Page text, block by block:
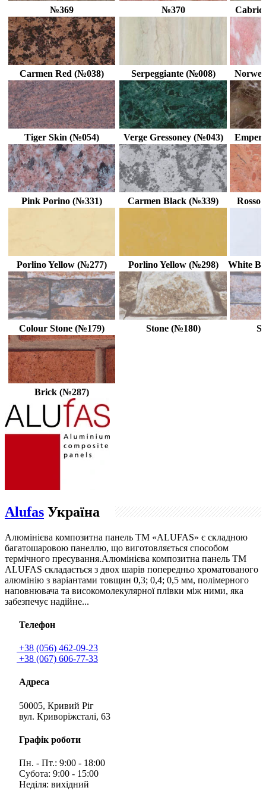
№369 №370
Carmen Red (№038) Serpeggiante (№008)
Tiger Skin (№054) Verge Gressoney (№043)
Pink Porino (№331) Carmen Black (№339) Rosso
Porlino Yellow (№277) Porlino Yellow (№298) White
Colour Stone (№179) Stone (№180)
Brick (№287)
Alufas Україна
Алюмінієва композитна панель ТМ «ALUFAS» є складною
багатошаровою панеллю, що виготовляється способом
термічного пресування.Алюмінієва композитна панель ТМ
ALUFAS складається з двох шарів попередньо хроматованого
алюмінію з варіантами товщин 0,3; 0,4; 0,5 мм, полімерного
наповнювача та високомолекулярної плівки між ними, яка
забезпечує надійне...
Телефон
+38 (056) 462-09-23
+38 (067) 606-77-33
Адреса
50005, Кривий Ріг
вул. Криворіжсталі, 63
Графік роботи
Пн. - Пт.: 9:00 - 18:00
Субота: 9:00 - 15:00
Неділя: вихідний